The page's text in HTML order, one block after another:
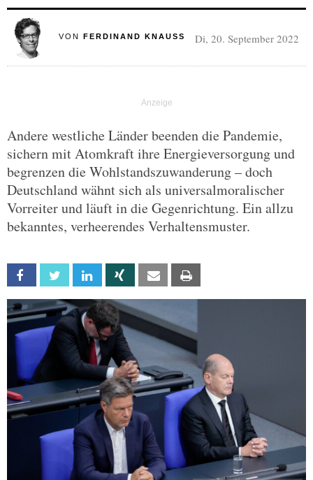
VON FERDINAND KNAUSS Di, 20. September 2022
Andere westliche Länder beenden die Pandemie,
sichern mit Atomkraft ihre Energieversorgung und
begrenzen die Wohlstandszuwanderung – doch
Deutschland wähnt sich als universalmoralischer
Vorreiter und läuft in die Gegenrichtung. Ein allzu
bekanntes, verheerendes Verhaltensmuster.
Facebook Twitter Linkedin Xing Email